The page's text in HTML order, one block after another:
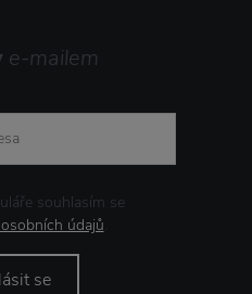
e-mailem
souhlasím se
údajů.
se